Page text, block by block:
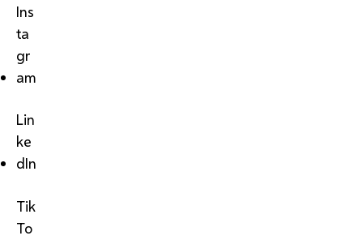
Ins
ta
gr
am
Lin
ke
dIn
Tik
To